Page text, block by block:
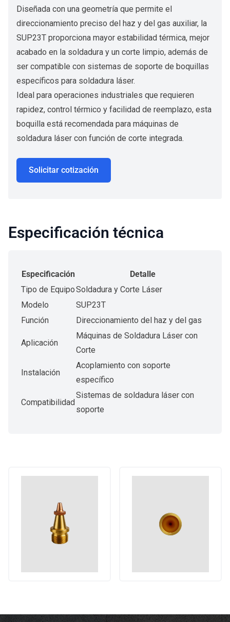
Diseñada con una geometría que permite el
direccionamiento preciso del haz y del gas auxiliar, la
SUP23T proporciona mayor estabilidad térmica, mejor
acabado en la soldadura y un corte limpio, además de
ser compatible con sistemas de soporte de boquillas
específicos para soldadura láser.
Ideal para operaciones industriales que requieren
rapidez, control térmico y facilidad de reemplazo, esta
boquilla está recomendada para máquinas de
soldadura láser con función de corte integrada.
Solicitar cotización
Especificación técnica
Especificación
Detalle
Tipo de EquipoSoldadura y Corte Láser
Modelo
SUP23T
Función
Direccionamiento del haz y del gas
Aplicación
Máquinas de Soldadura Láser con
Corte
Instalación
Acoplamiento con soporte
específico
Compatibilidad
Sistemas de soldadura láser con
soporte